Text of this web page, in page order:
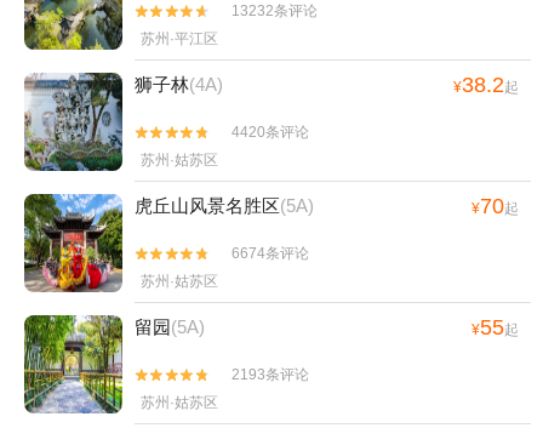


13232条评论
苏州·平江区
狮子林(4A) ¥38.2起


4420条评论
苏州·姑苏区
虎丘山风景名胜区(5A) ¥70起


6674条评论
苏州·姑苏区
留园(5A) ¥55起


2193条评论
苏州·姑苏区